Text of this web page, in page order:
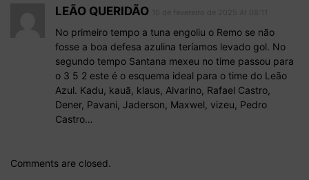
LEÃO QUERIDÃO
No primeiro tempo a tuna engoliu o Remo se não
fosse a boa defesa azulina teríamos levado gol. No
segundo tempo Santana mexeu no time passou para
o 3 5 2 este é o esquema ideal para o time do Leão
Azul. Kadu, kauã, klaus, Alvarino, Rafael Castro,
Dener, Pavani, Jaderson, Maxwel, vizeu, Pedro
Castro…
Comments are closed.